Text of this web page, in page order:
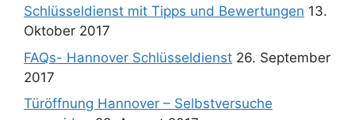
Schlüsseldienst mit Tipps und Bewertungen 13.
Oktober 2017
FAQs- Hannover Schlüsseldienst 26. September
2017
Türöffnung Hannover – Selbstversuche